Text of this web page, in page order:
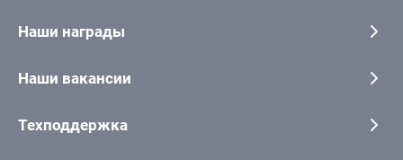
Наши награды
Наши вакансии
Техподдержка